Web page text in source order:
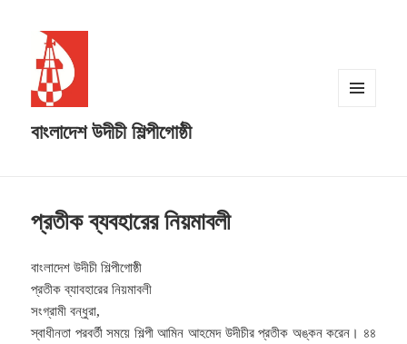
বাংলাদেশ উদীচী শিল্পীগোষ্ঠী
প্রতীক ব্যবহারের নিয়মাবলী
বাংলাদেশ উদীচী শিল্পীগোষ্ঠী
প্রতীক ব্যাবহারের নিয়মাবলী
সংগ্রামী বন্ধুরা,
স্বাধীনতা পরবর্তী সময়ে শিল্পী আমিন আহমেদ উদীচীর প্রতীক অঙ্কন করেন। ৪৪